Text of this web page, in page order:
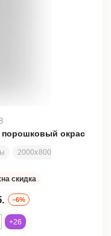
порошковый окрас
2000х800 мм
скидка
–6%
+26